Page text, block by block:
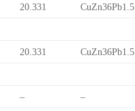
20.331 CuZn36Pb1.5
20.331 CuZn36Pb1.5
– –